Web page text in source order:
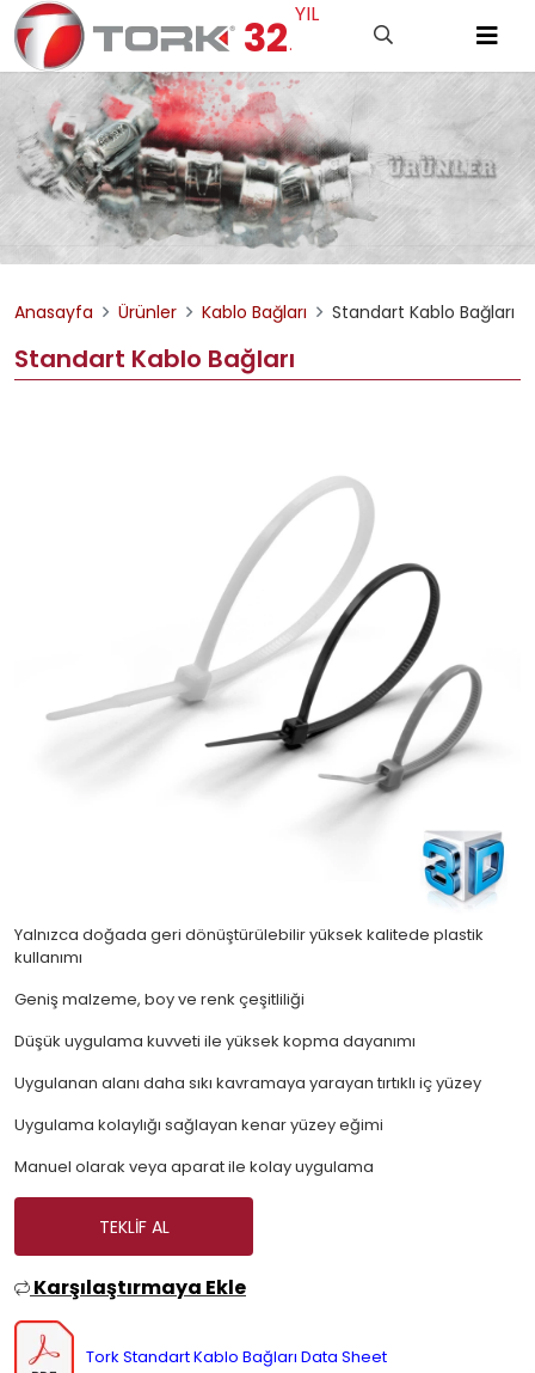
32.
YIL
Anasayfa Ürünler Kablo Bağları Standart Kablo Bağları
Standart Kablo Bağları
Yalnızca doğada geri dönüştürülebilir yüksek kalitede plastik
kullanımı
Geniş malzeme, boy ve renk çeşitliliği
Düşük uygulama kuvveti ile yüksek kopma dayanımı
Uygulanan alanı daha sıkı kavramaya yarayan tırtıklı iç yüzey
Uygulama kolaylığı sağlayan kenar yüzey eğimi
Manuel olarak veya aparat ile kolay uygulama
TEKLIF AL
Karşılaştırmaya Ekle
Tork Standart Kablo Bağları Data Sheet